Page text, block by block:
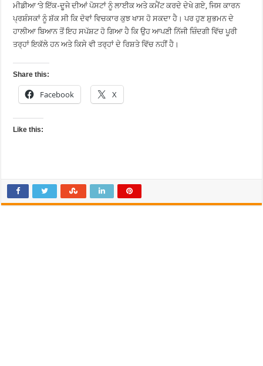
ਮੀਡੀਆ ‘ਤੇ ਇੱਕ-ਦੂਜੇ ਦੀਆਂ ਪੋਸਟਾਂ ਨੂੰ ਲਾਈਕ ਅਤੇ ਕਮੈਂਟ ਕਰਦੇ ਦੇਖੇ ਗਏ, ਜਿਸ ਕਾਰਨ
ਪ੍ਰਸ਼ੰਸਕਾਂ ਨੂੰ ਸ਼ੱਕ ਸੀ ਕਿ ਦੋਵਾਂ ਵਿਚਕਾਰ ਕੁਝ ਖਾਸ ਹੋ ਸਕਦਾ ਹੈ। ਪਰ ਹੁਣ ਸ਼ੁਭਮਨ ਦੇ
ਹਾਲੀਆ ਬਿਆਨ ਤੋਂ ਇਹ ਸਪੱਸ਼ਟ ਹੋ ਗਿਆ ਹੈ ਕਿ ਉਹ ਆਪਣੀ ਨਿੱਜੀ ਜ਼ਿੰਦਗੀ ਵਿੱਚ ਪੂਰੀ
ਤਰ੍ਹਾਂ ਇਕੱਲੇ ਹਨ ਅਤੇ ਕਿਸੇ ਵੀ ਤਰ੍ਹਾਂ ਦੇ ਰਿਸ਼ਤੇ ਵਿੱਚ ਨਹੀਂ ਹੈ।
Share this:
Facebook X
Like this: